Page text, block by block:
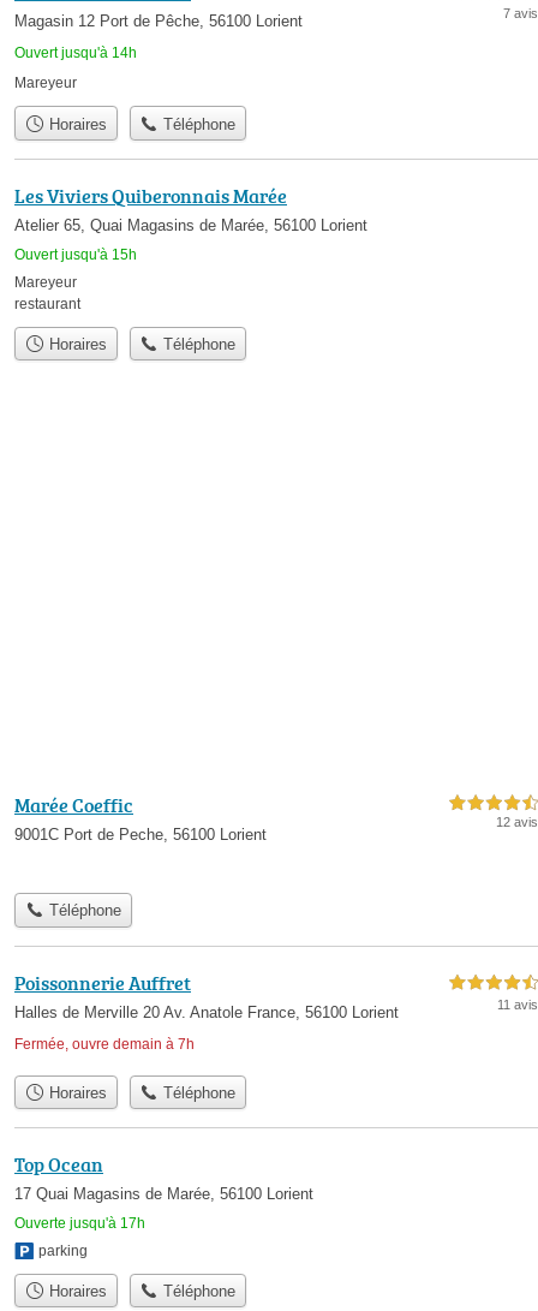
Magasin 12 Port de Pêche, 56100 Lorient
Ouvert jusqu'à 14h
7 avis
Mareyeur
Horaires Téléphone
Les Viviers Quiberonnais Marée
Atelier 65, Quai Magasins de Marée, 56100 Lorient
Ouvert jusqu'à 15h
Mareyeur
restaurant
Horaires Téléphone
Marée Coeffic
9001C Port de Peche, 56100 Lorient
4,5 étoiles sur 5
12 avis
Téléphone
Poissonnerie Auffret
Halles de Merville 20 Av. Anatole France, 56100 Lorient
Fermée, ouvre demain à 7h
4,5 étoiles sur 5
11 avis
Horaires Téléphone
Top Ocean
17 Quai Magasins de Marée, 56100 Lorient
Ouverte jusqu'à 17h
parking
Horaires Téléphone